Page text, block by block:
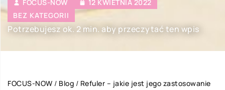
FOCUS-NOW
12 KWIETNIA 2022
BEZ KATEGORII
Potrzebujesz ok. 2 min. aby przeczytać ten wpis
FOCUS-NOW / Blog / Refuler – jakie jest jego zastosowanie